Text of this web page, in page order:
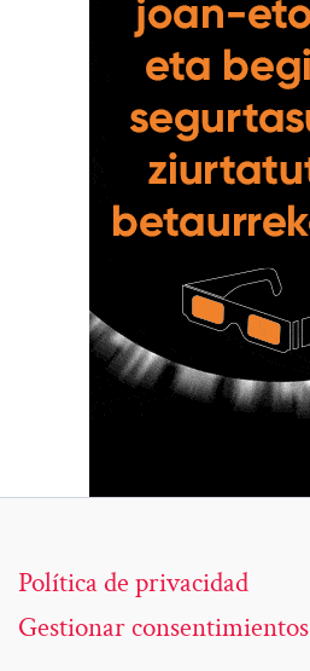
Política de privacidad
Gestionar consentimientos